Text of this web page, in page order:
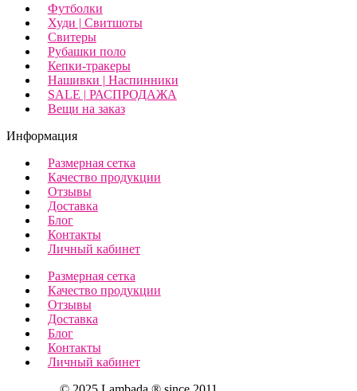
Футболки
Худи | Свитшоты
Свитеры
Рубашки поло
Кепки-тракеры
Нашивки | Наспинники
SALE | РАСПРОДАЖА
Вещи на заказ
Информация
Размерная сетка
Качество продукции
Отзывы
Доставка
Блог
Контакты
Личный кабинет
Размерная сетка
Качество продукции
Отзывы
Доставка
Блог
Контакты
Личный кабинет